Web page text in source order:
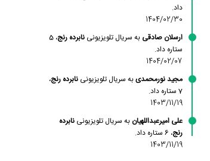
داد.
1404/02/30
ارسلان صادقی به سریال تلویزیونی نابرده رنج ، 5
ستاره داد.
1404/02/07
مجید نورمحمدیبه سریال تلویزیونی نابرده رنج،
7 ستاره داد.
1403/11/19
علی امیرعبداللهیان به سریال تلویزیونی نابرده
رنج، 6 ستاره داد.
1403/11/19